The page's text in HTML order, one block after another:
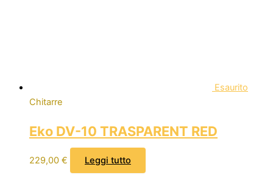
Esaurito
Chitarre
Eko DV-10 TRASPARENT RED
229,00 € Leggi tutto